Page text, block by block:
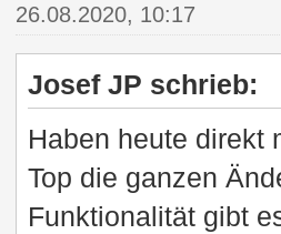
26.08.2020, 10:17
Josef JP schrieb:
Haben heute direkt
Top die ganzen
Funktionalität gibt